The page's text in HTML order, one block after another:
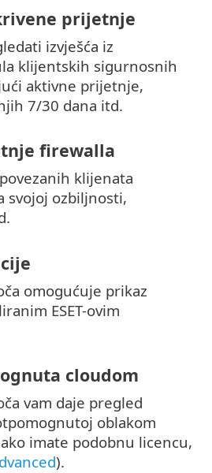
prijetnje
izvješća iz
klijentskih sigurnosnih
aktivne prijetnje,
7/30 dana itd.
firewalla
klijenata
svojoj ozbiljnosti,
omogućuje prikaz
ESET-ovim
cloudom
vam daje pregled
oblakom
imate podobnu licencu,
).